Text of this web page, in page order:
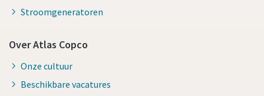
Stroomgeneratoren
Over Atlas Copco
Onze cultuur
Beschikbare vacatures